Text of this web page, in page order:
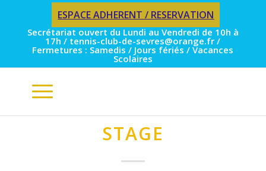
ESPACE ADHERENT / RESERVATION
Secrétariat ouvert du Lundi au Vendredi de 10h à
17h / tennis-club-de-sevres@orange.fr /
Fermetures : Samedis / Jours fériés / Vacances
Scolaires
STAGE